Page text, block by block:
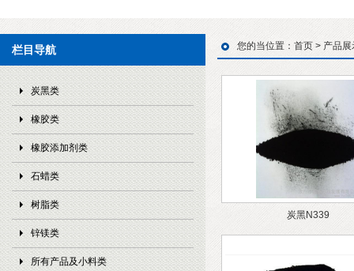
栏目导航
炭黑类
橡胶类
橡胶添加剂类
石蜡类
树脂类
锌镁类
所有产品及小料类
您的当位置： 首页> 产品展
炭黑N339